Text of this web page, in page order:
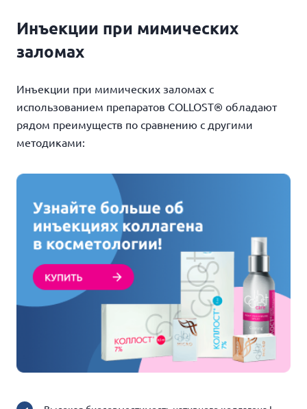
Инъекции при мимических
заломах
Инъекции при мимических заломах с
использованием препаратов COLLOST® обладают
рядом преимуществ по сравнению с другими
методиками: